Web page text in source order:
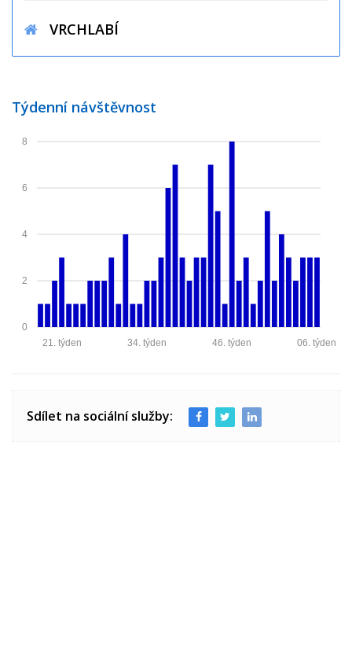
VRCHLABÍ
Týdenní návštěvnost
0
2
4
6
8
06. týden
46. týden
34. týden
21. týden
Sdílet na sociální služby: